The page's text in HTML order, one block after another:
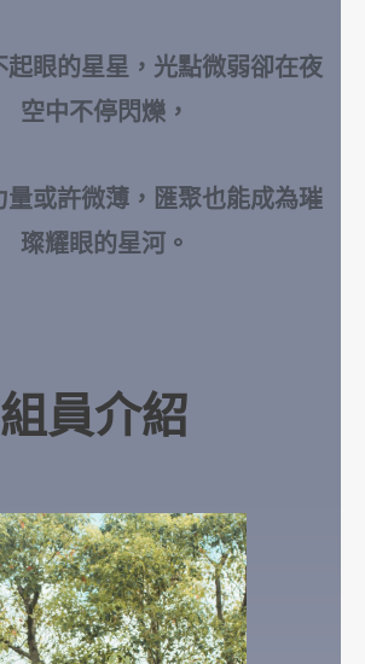
起眼的星星，光點微弱卻在夜
空中不停閃爍，
量或許微薄，匯聚也能成為璀
璨耀眼的星河。
組員介紹